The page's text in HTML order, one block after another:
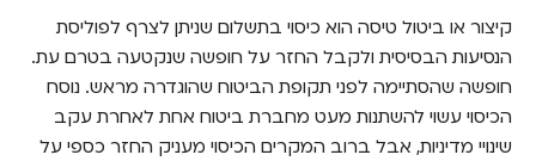
קיצור או ביטול טיסה הוא כיסוי בתשלום שניתן לצרף לפוליסת
הנסיעות הבסיסית ולקבל החזר על חופשה שנקטעה בטרם עת.
חופשה שהסתיימה לפני תקופת הביטוח שהוגדרה מראש. נוסח
הכיסוי עשוי להשתנות מעט מחברת ביטוח אחת לאחרת עקב
שינויי מדיניות, אבל ברוב המקרים הכיסוי מעניק החזר כספי על